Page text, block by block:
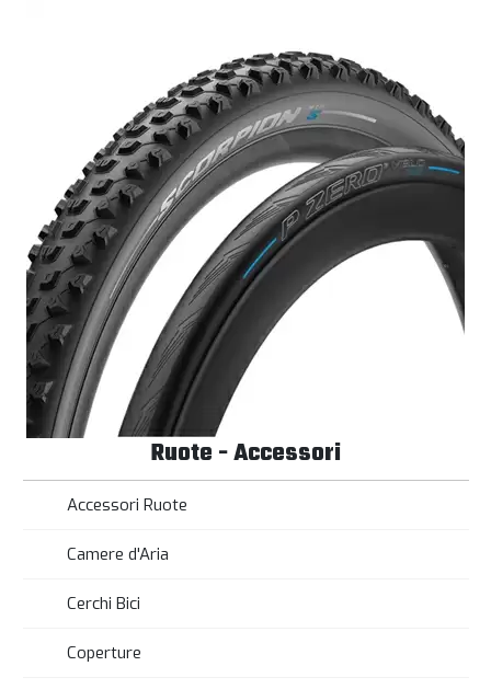
Ruote - Accessori
Accessori Ruote
Camere d'Aria
Cerchi Bici
Coperture